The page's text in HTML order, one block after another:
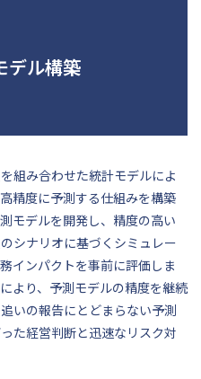
デル構築
組み合わせた統計モデルによ
精度に予測する仕組みを構築
モデルを開発し、精度の高い
シナリオに基づくシミュレー
インパクトを事前に評価しま
より、予測モデルの精度を継続
いの報告にとどまらない予測
た経営判断と迅速なリスク対